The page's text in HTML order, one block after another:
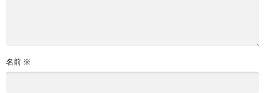
名前 ※